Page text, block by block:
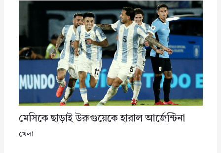
মেসিকে ছাড়াই উরুগুয়েকে হারাল আর্জেন্টিনা
খেলা